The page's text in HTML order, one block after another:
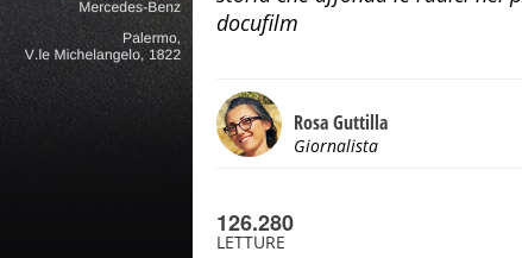
docufilm
Rosa Guttilla
Giornalista
126.280
LETTURE